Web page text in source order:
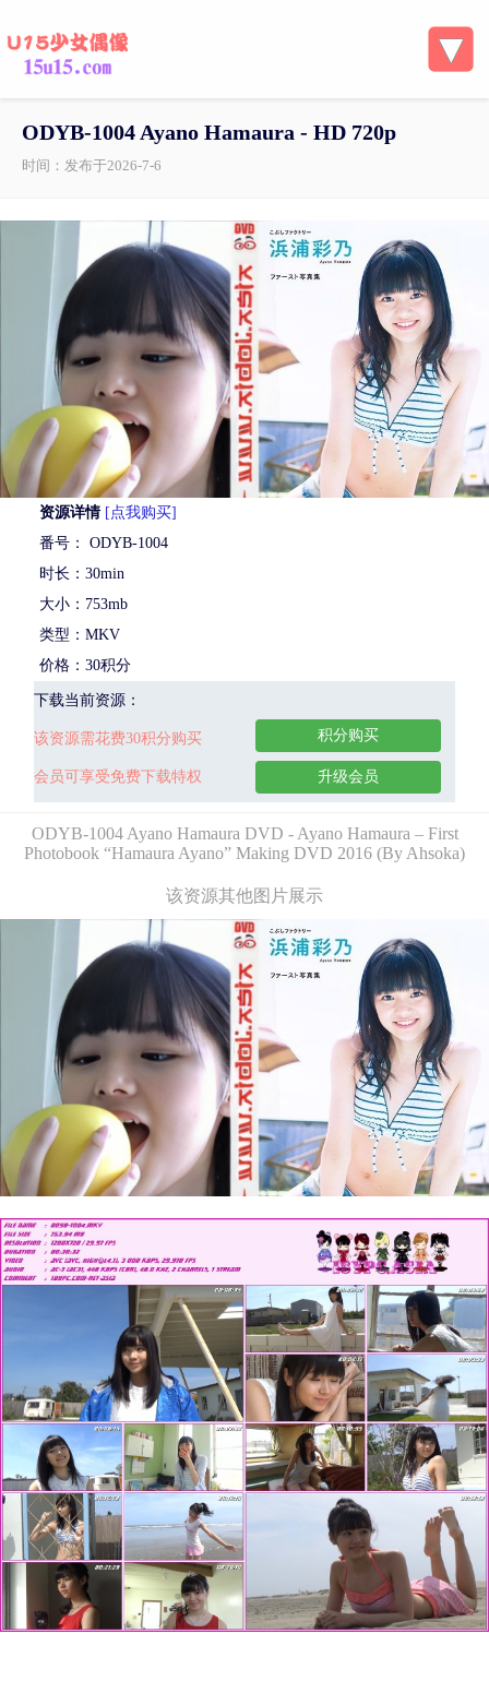
ODYB-1004 Ayano Hamaura - HD 720p
时间：发布于2026-7-6
资源详情 [点我购买]
番号： ODYB-1004
时长：30min
大小：753mb
类型：MKV
价格：30积分
下载当前资源：
该资源需花费30积分购买
会员可享受免费下载特权
积分购买
升级会员
ODYB-1004 Ayano Hamaura DVD - Ayano Hamaura – First
Photobook “Hamaura Ayano” Making DVD 2016 (By Ahsoka)
该资源其他图片展示